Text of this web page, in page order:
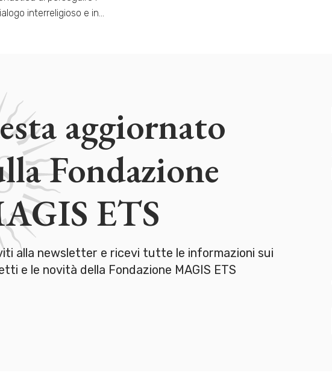
interreligioso e in…
aggiornato
Fondazione
ETS
alla newsletter e ricevi tutte le informazioni sui
e le novità della Fondazione MAGIS ETS